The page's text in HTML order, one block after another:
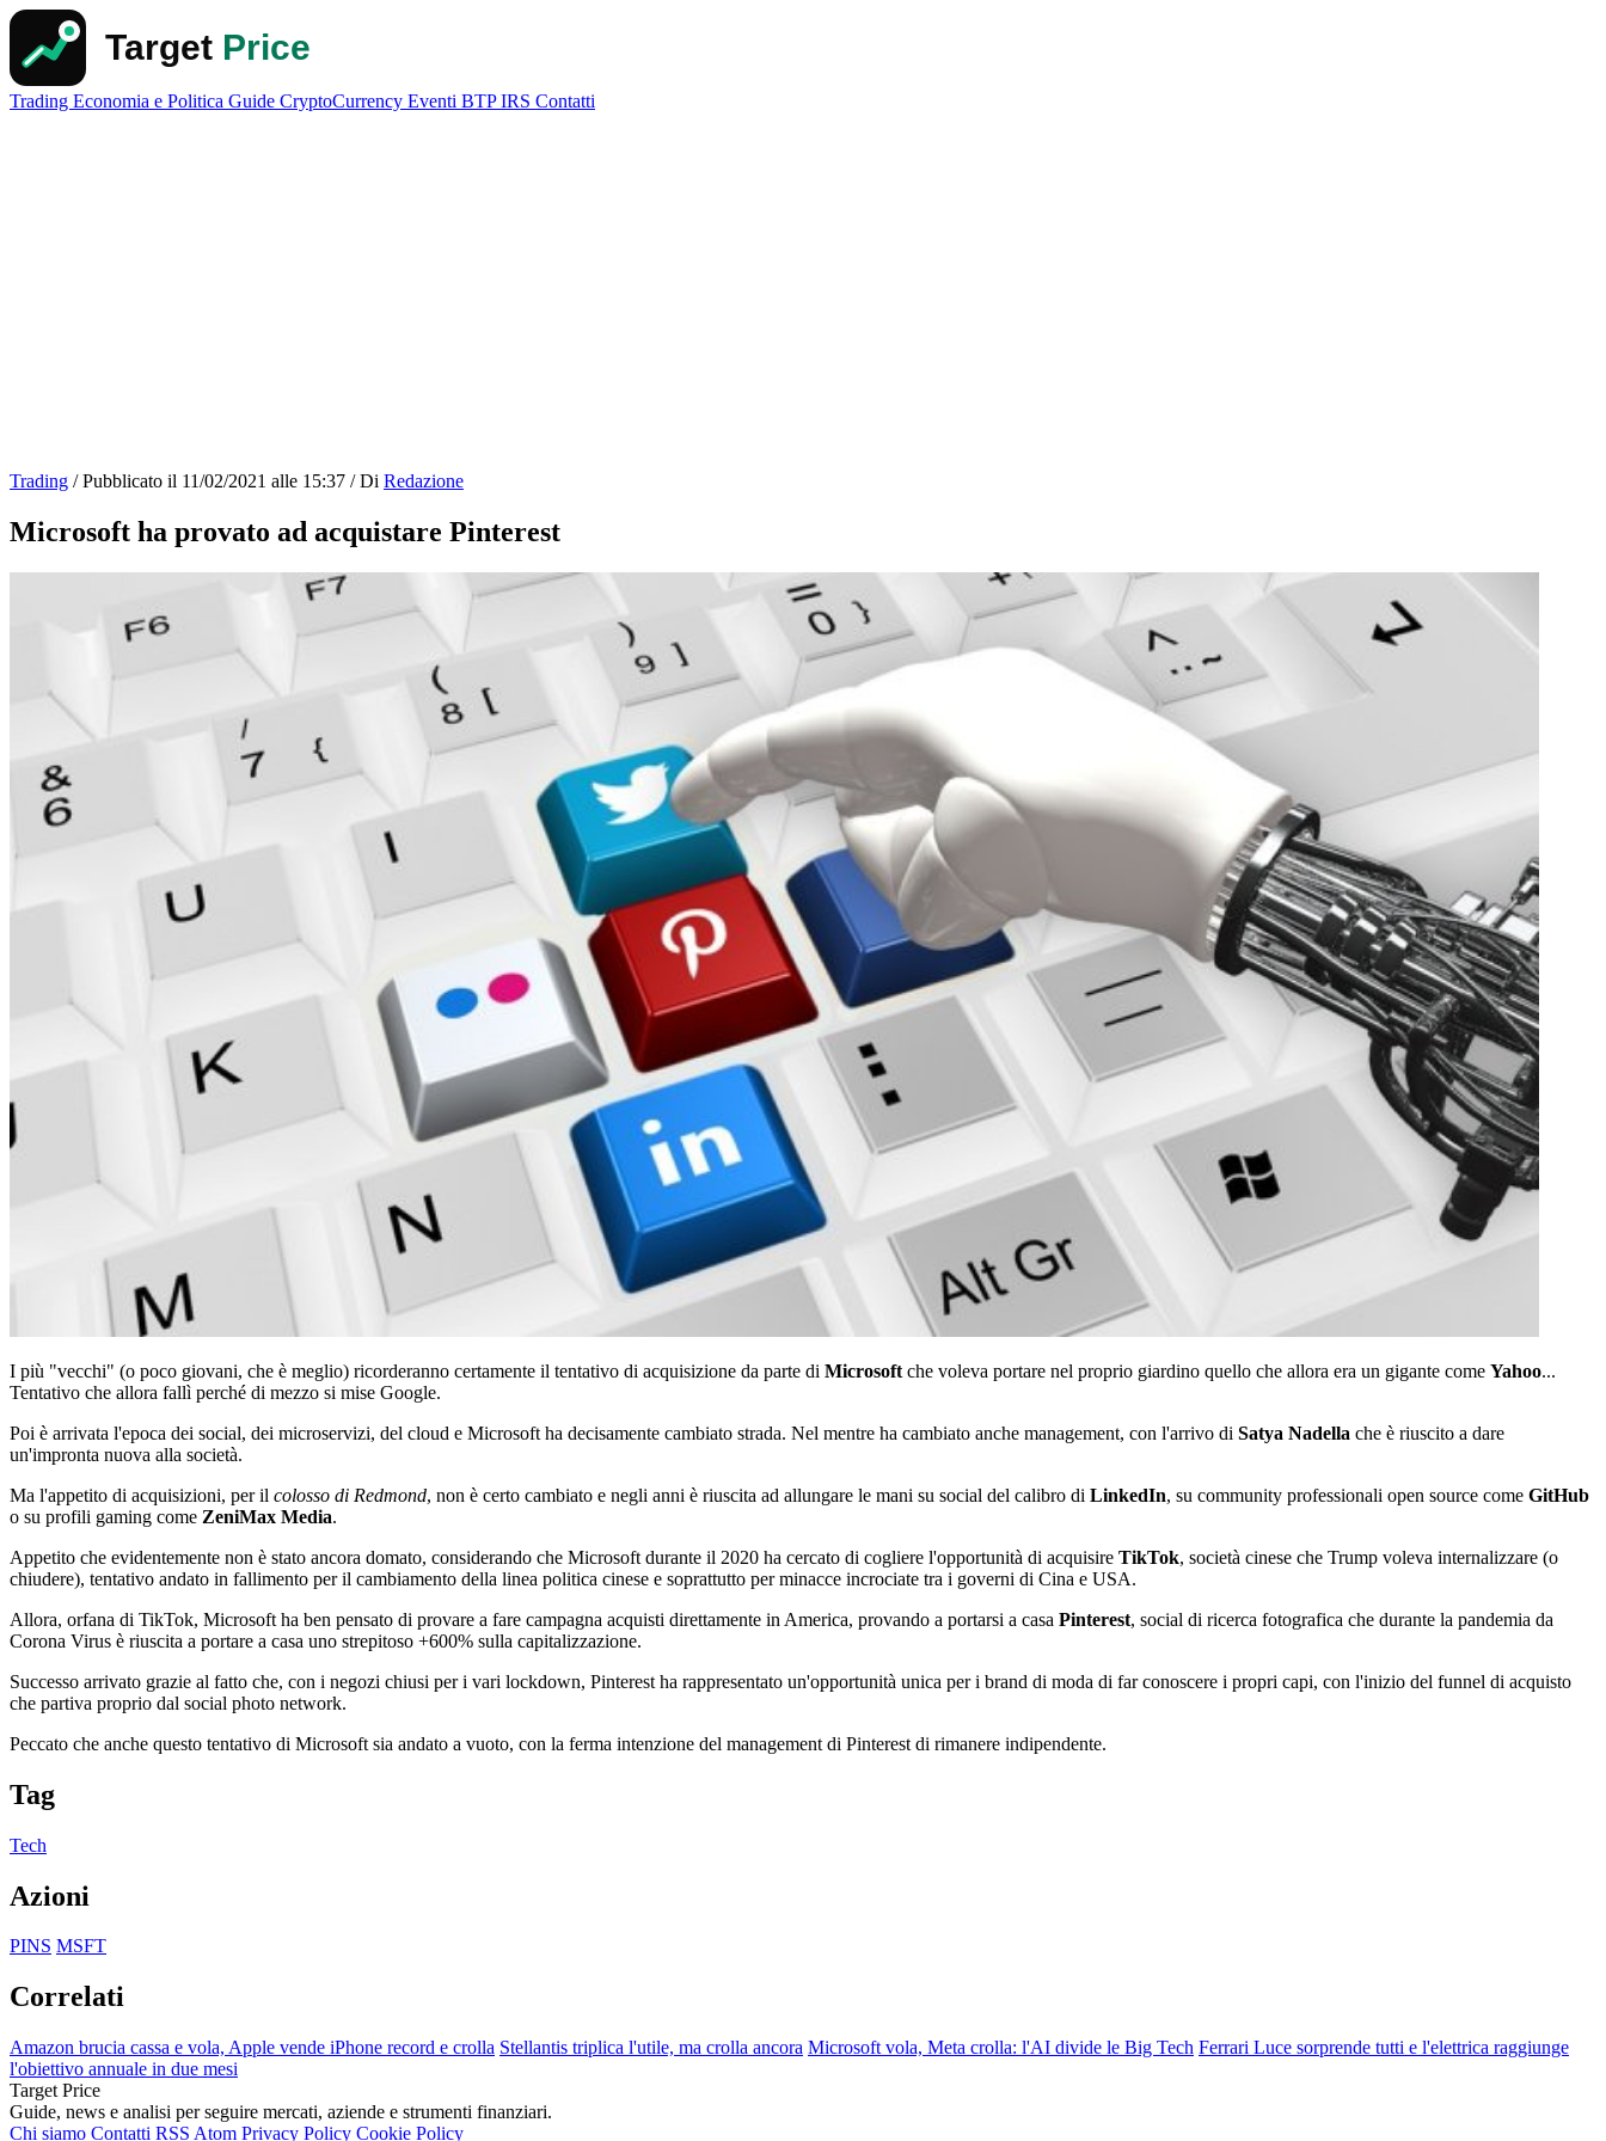
Trading Economia e Politica Guide CryptoCurrency Eventi BTPIRS Contatti
Trading / Pubblicato il 11/02/2021 alle 15:37 / Di Redazione
Microsoft ha provato ad acquistare Pinterest
I più "vecchi" (o poco giovani, che è meglio) ricorderanno certamente il tentativo di acquisizione da parte di Microsoft che voleva portare nel proprio giardino quello che allora era un gigante come Yahoo...
Tentativo che allora fallì perché di mezzo si mise Google.
Poi è arrivata l'epoca dei social, dei microservizi, del cloud e Microsoft ha decisamente cambiato strada. Nel mentre ha cambiato anche management, con l'arrivo di Satya Nadella che è riuscito a dare
un'impronta nuova alla società.
Ma l'appetito di acquisizioni, per il colosso di Redmond, non è certo cambiato e negli anni è riuscita ad allungare le mani su social del calibro di LinkedIn, su community professionali open source come GitHub
o su profili gaming come ZeniMax Media.
Appetito che evidentemente non è stato ancora domato, considerando che Microsoft durante il 2020 ha cercato di cogliere l'opportunità di acquisire TikTok, società cinese che Trump voleva internalizzare (o
chiudere), tentativo andato in fallimento per il cambiamento della linea politica cinese e soprattutto per minacce incrociate tra i governi di Cina e USA.
Allora, orfana di TikTok, Microsoft ha ben pensato di provare a fare campagna acquisti direttamente in America, provando a portarsi a casa Pinterest, social di ricerca fotografica che durante la pandemia da
Corona Virus è riuscita a portare a casa uno strepitoso +600% sulla capitalizzazione.
Successo arrivato grazie al fatto che, con i negozi chiusi per i vari lockdown, Pinterest ha rappresentato un'opportunità unica per i brand di moda di far conoscere i propri capi, con l'inizio del funnel di acquisto
che partiva proprio dal social photo network.
Peccato che anche questo tentativo di Microsoft sia andato a vuoto, con la ferma intenzione del management di Pinterest di rimanere indipendente.
Tag
Tech
Azioni
PINS MSFT
Correlati
Amazon brucia cassa e vola, Apple vende iPhone record e crolla Stellantis triplica l'utile, ma crolla ancora Microsoft vola, Meta crolla: l'AI divide le Big Tech Ferrari Luce sorprende tutti e l'elettrica raggiunge
l'obiettivo annuale in due mesi
Target Price
Guide, news e analisi per seguire mercati, aziende e strumenti finanziari.
Chi siamo Contatti RSS Atom Privacy Policy Cookie Policy